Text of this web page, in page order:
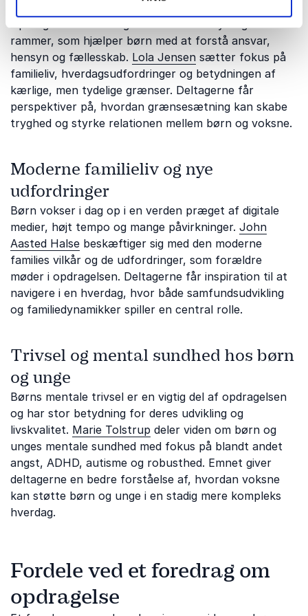
Opdragelse handler også om at skabe tydelige
rammer, som hjælper børn med at forstå ansvar,
hensyn og fællesskab. Lola Jensen sætter fokus på
familieliv, hverdagsudfordringer og betydningen af
kærlige, men tydelige grænser. Deltagerne får
perspektiver på, hvordan grænsesætning kan skabe
tryghed og styrke relationen mellem børn og voksne.
Moderne familieliv og nye
udfordringer
Børn vokser i dag op i en verden præget af digitale
medier, højt tempo og mange påvirkninger. John
Aasted Halse beskæftiger sig med den moderne
families vilkår og de udfordringer, som forældre
møder i opdragelsen. Deltagerne får inspiration til at
navigere i en hverdag, hvor både samfundsudvikling
og familiedynamikker spiller en central rolle.
Trivsel og mental sundhed hos børn
og unge
Børns mentale trivsel er en vigtig del af opdragelsen
og har stor betydning for deres udvikling og
livskvalitet. Marie Tolstrup deler viden om børn og
unges mentale sundhed med fokus på blandt andet
angst, ADHD, autisme og robusthed. Emnet giver
deltagerne en bedre forståelse af, hvordan voksne
kan støtte børn og unge i en stadig mere kompleks
hverdag.
Fordele ved et foredrag om
opdragelse